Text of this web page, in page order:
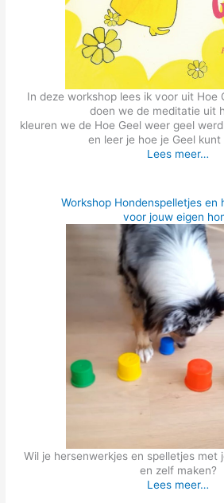
In deze workshop lees ik voor uit Hoe
doen we de meditatie uit
kleuren we de Hoe Geel weer geel
en leer je hoe je Geel kunt
Lees meer…
Workshop Hondenspelletjes en
voor jouw eigen
Wil je hersenwerkjes en spelletjes met
en zelf maken?
Lees meer…